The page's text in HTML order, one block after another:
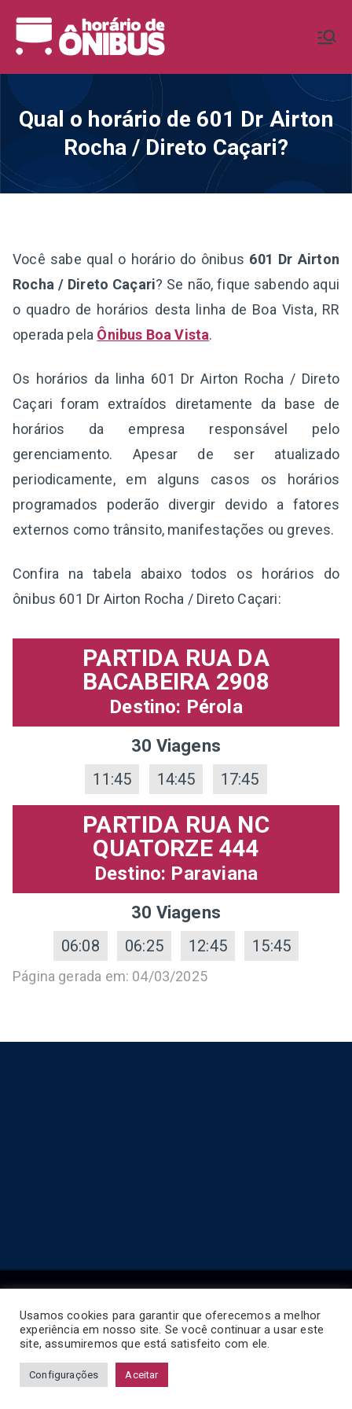
para
Ônibus BR
Horários de Ônibus de todo o
Qual o horário de 601 Dr Airton
Rocha / Direto Caçari?
Você sabe qual o horário do ônibus 601 Dr Airton
Rocha / Direto Caçari? Se não, fique sabendo aqui
o quadro de horários desta linha de Boa Vista, RR
operada pela Ônibus Boa Vista.
Os horários da linha 601 Dr Airton Rocha / Direto
Caçari foram extraídos diretamente da base de
horários da empresa responsável pelo
gerenciamento. Apesar de ser atualizado
periodicamente, em alguns casos os horários
programados poderão divergir devido a fatores
externos como trânsito, manifestações ou greves.
Confira na tabela abaixo todos os horários do
ônibus 601 Dr Airton Rocha / Direto Caçari:
PARTIDA RUA DA
BACABEIRA 2908
Destino: Pérola
30 Viagens
11:45 14:45 17:45
PARTIDA RUA NC
QUATORZE 444
Destino: Paraviana
30 Viagens
06:08 06:25 12:45 15:45
Página gerada em: 04/03/2025
Copyright © 2026 Horário de Ônibus BR
Usamos cookies para garantir que oferecemos a melhor
experiência em nosso site. Se você continuar a usar este
site, assumiremos que está satisfeito com ele.
Configurações Aceitar